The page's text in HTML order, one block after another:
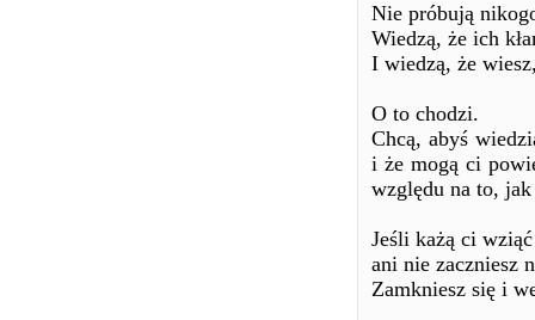
Nie próbują
Wiedzą, że ich
I wiedzą, że
O to chodzi.
Chcą, abyś
i że mogą ci
względu na to, jak
Jeśli każą ci
ani nie zaczniesz
Zamkniesz się i